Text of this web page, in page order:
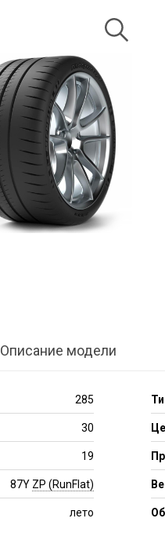
Описание модели
285
30
19
87Y ZP (RunFlat)
лето